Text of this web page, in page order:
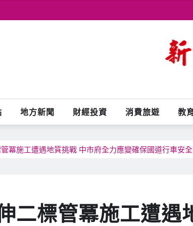
地方新聞 財經投資 消費旅遊 教
冪施工遭遇地質挑戰 中市府全力應變確保國道行車安全
二標管冪施工遭遇